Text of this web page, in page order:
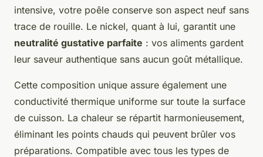
intensive, votre poêle conserve son aspect neuf sans
trace de rouille. Le nickel, quant à lui, garantit une
neutralité gustative parfaite : vos aliments gardent
leur saveur authentique sans aucun goût métallique.
Cette composition unique assure également une
conductivité thermique uniforme sur toute la surface
de cuisson. La chaleur se répartit harmonieusement,
éliminant les points chauds qui peuvent brûler vos
préparations. Compatible avec tous les types de